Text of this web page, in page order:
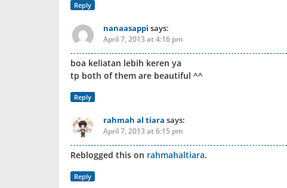
Reply
nanaasappi says:
April 7, 2013 at 4:16 pm
boa keliatan lebih keren ya
tp both of them are beautiful ^^
Reply
rahmah al tiara says:
April 7, 2013 at 6:15 pm
Reblogged this on rahmahaltiara.
Reply